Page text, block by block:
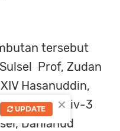
tersebut
Prof, Zudan
Hasanuddin,
2, Kasdiv-3
Danlanud
×
UPDATE